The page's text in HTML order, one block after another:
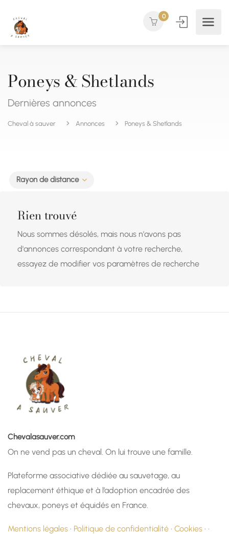
0
Poneys & Shetlands
Dernières annonces
Cheval à sauver Annonces Poneys & Shetlands
Rayon de distance
Rien trouvé
Nous sommes désolés, mais nous n'avons pas
d'annonces correspondant à votre recherche,
essayez de modifier vos paramètres de recherche
Chevalasauver.com
On ne vend pas un cheval. On lui trouve une famille.
Plateforme associative dédiée au sauvetage, au
replacement éthique et à l’adoption encadrée des
chevaux, poneys et équidés en France.
Mentions légales · Politique de confidentialité · Cookies · ·